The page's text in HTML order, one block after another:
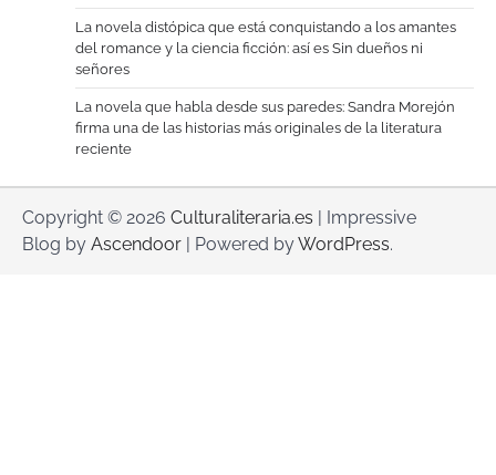
La novela distópica que está conquistando a los amantes
del romance y la ciencia ficción: así es Sin dueños ni
señores
La novela que habla desde sus paredes: Sandra Morejón
firma una de las historias más originales de la literatura
reciente
Copyright © 2026 Culturaliteraria.es | Impressive
Blog by Ascendoor | Powered byWordPress.